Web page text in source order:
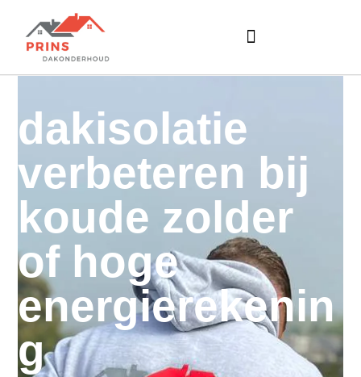
dakisolatie
verbeteren bij
koude zolder
of hoge
energierekenin
g